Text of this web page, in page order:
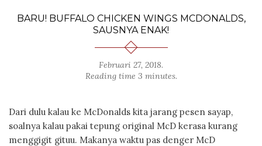
BARU! BUFFALO CHICKEN WINGS MCDONALDS,
SAUSNYA ENAK!
Februari 27, 2018.
Reading time 3 minutes.
Dari dulu kalau ke McDonalds kita jarang pesen sayap,
soalnya kalau pakai tepung original McD kerasa kurang
menggigit gituu. Makanya waktu pas denger McD